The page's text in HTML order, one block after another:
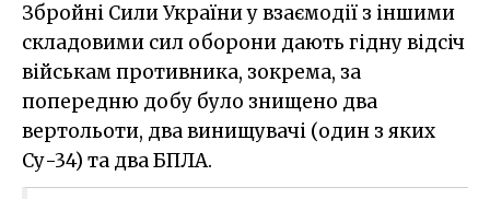
Збройні Сили України у взаємодії з іншими
складовими сил оборони дають гідну відсіч
військам противника, зокрема, за
попередню добу було знищено два
вертольоти, два винищувачі (один з яких
Су-34) та два БПЛА.